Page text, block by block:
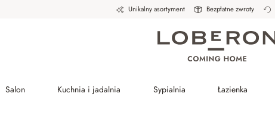
Unikalny asortyment Bezpłatne zwroty
Salon Kuchnia i jadalnia Sypialnia Łazienka